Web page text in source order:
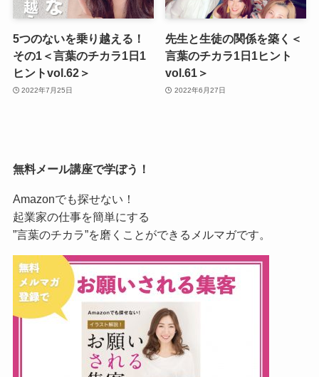
5つのないを乗り越える！
その1＜言葉のチカラ1日1
ヒントvol.62＞
2022年7月25日
先生と生徒の関係を築く＜
言葉のチカラ1日1ヒント
vol.61＞
2022年6月27日
無料メール講座で学ぼう！
Amazonでも探せない！
起業家の仕事を簡単にする
”言葉のチカラ”を磨くことができるメルマガです。